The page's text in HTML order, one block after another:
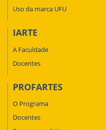
Uso da marca UFU
IARTE
A Faculdade
Docentes
PROFARTES
O Programa
Docentes